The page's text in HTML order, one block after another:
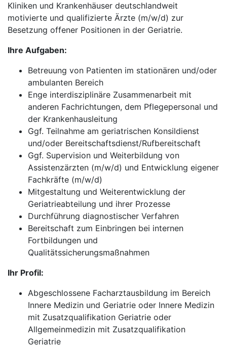
Kliniken und Krankenhäuser deutschlandweit
motivierte und qualifizierte Ärzte (m/w/d) zur
Besetzung offener Positionen in der Geriatrie.
Ihre Aufgaben:
Betreuung von Patienten im stationären und/oder
ambulanten Bereich
Enge interdisziplinäre Zusammenarbeit mit
anderen Fachrichtungen, dem Pflegepersonal und
der Krankenhausleitung
Ggf. Teilnahme am geriatrischen Konsildienst
und/oder Bereitschaftsdienst/Rufbereitschaft
Ggf. Supervision und Weiterbildung von
Assistenzärzten (m/w/d) und Entwicklung eigener
Fachkräfte (m/w/d)
Mitgestaltung und Weiterentwicklung der
Geriatrieabteilung und ihrer Prozesse
Durchführung diagnostischer Verfahren
Bereitschaft zum Einbringen bei internen
Fortbildungen und
Qualitätssicherungsmaßnahmen
Ihr Profil:
Abgeschlossene Facharztausbildung im Bereich
Innere Medizin und Geriatrie oder Innere Medizin
mit Zusatzqualifikation Geriatrie oder
Allgemeinmedizin mit Zusatzqualifikation
Geriatrie